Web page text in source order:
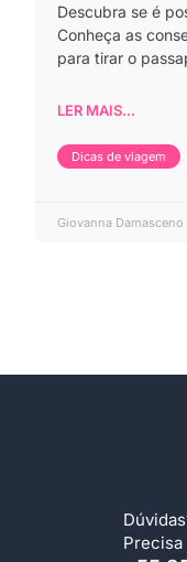
Descubra se é
Conheça as
para tirar o
LER MAIS...
Dicas de viagem
Giovanna Damasceno
Precisa